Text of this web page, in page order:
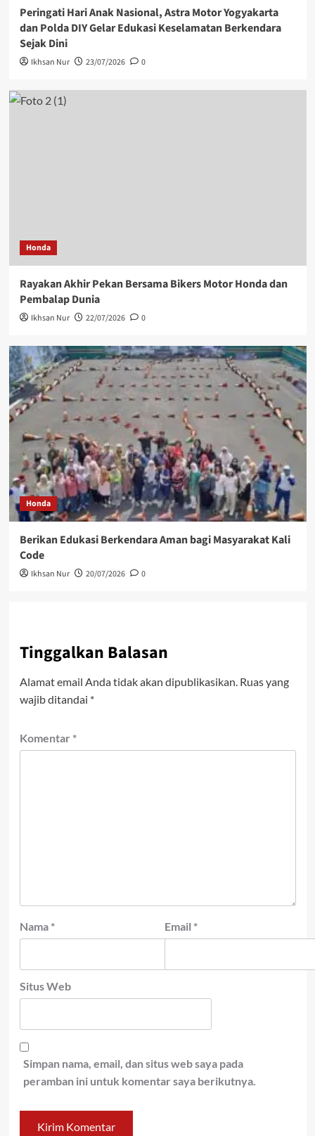
Peringati Hari Anak Nasional, Astra Motor Yogyakarta
dan Polda DIY Gelar Edukasi Keselamatan Berkendara
Sejak Dini
Ikhsan Nur 23/07/2026 0
Honda
Rayakan Akhir Pekan Bersama Bikers Motor Honda dan
Pembalap Dunia
Ikhsan Nur 22/07/2026 0
Honda
Berikan Edukasi Berkendara Aman bagi Masyarakat Kali
Code
Ikhsan Nur 20/07/2026 0
Tinggalkan Balasan
Alamat email Anda tidak akan dipublikasikan. Ruas yang
wajib ditandai *
Komentar *
Nama * Email *
Situs Web
Simpan nama, email, dan situs web saya pada
peramban ini untuk komentar saya berikutnya.